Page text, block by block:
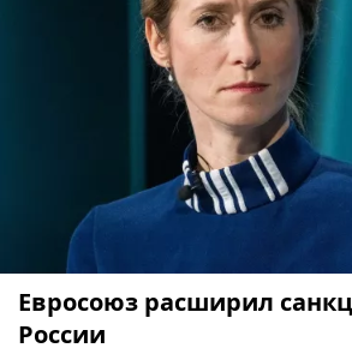
Евросоюз расширил
России